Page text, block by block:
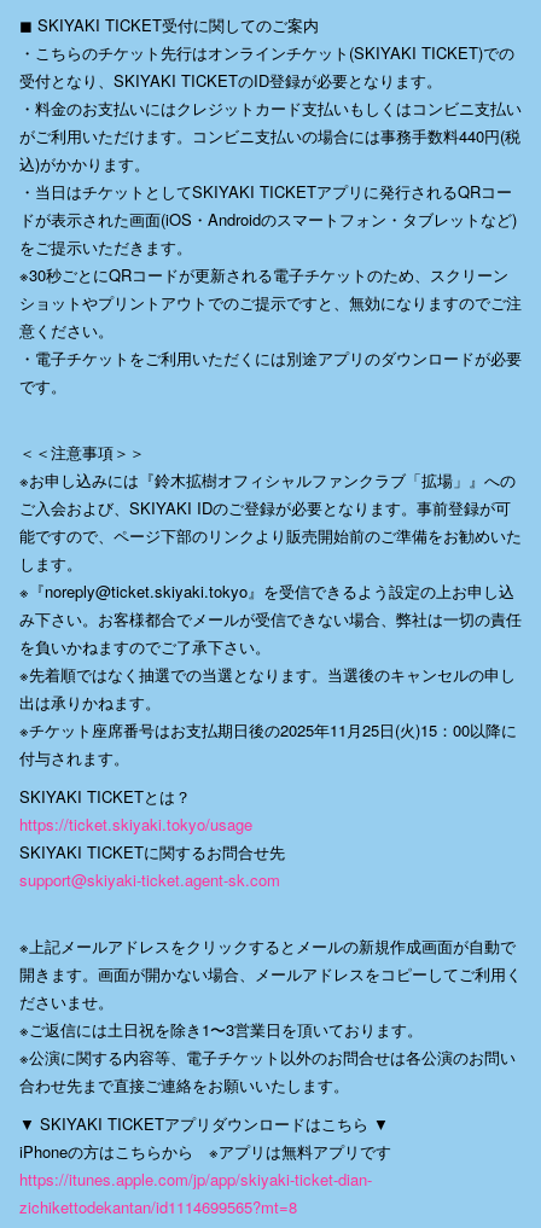
◼︎ SKIYAKI TICKET受付に関してのご案内
・こちらのチケット先行はオンラインチケット(SKIYAKI TICKET)での
受付となり、SKIYAKI TICKETのID登録が必要となります。
・料金のお支払いにはクレジットカード支払いもしくはコンビニ支払い
がご利用いただけます。コンビニ支払いの場合には事務手数料440円(税
込)がかかります。
・当日はチケットとしてSKIYAKI TICKETアプリに発行されるQRコー
ドが表示された画面(iOS・Androidのスマートフォン・タブレットなど)
をご提示いただきます。
※30秒ごとにQRコードが更新される電子チケットのため、スクリーン
ショットやプリントアウトでのご提示ですと、無効になりますのでご注
意ください。
・電子チケットをご利用いただくには別途アプリのダウンロードが必要
です。
＜＜注意事項＞＞
※お申し込みには『鈴木拡樹オフィシャルファンクラブ「拡場」』への
ご入会および、SKIYAKI IDのご登録が必要となります。事前登録が可
能ですので、ページ下部のリンクより販売開始前のご準備をお勧めいた
します。
※『noreply@ticket.skiyaki.tokyo』を受信できるよう設定の上お申し込
み下さい。お客様都合でメールが受信できない場合、弊社は一切の責任
を負いかねますのでご了承下さい。
※先着順ではなく抽選での当選となります。当選後のキャンセルの申し
出は承りかねます。
※チケット座席番号はお支払期日後の2025年11月25日(火)15：00以降に
付与されます。
SKIYAKI TICKETとは？
https://ticket.skiyaki.tokyo/usage
SKIYAKI TICKETに関するお問合せ先
support@skiyaki-ticket.agent-sk.com
※上記メールアドレスをクリックするとメールの新規作成画面が自動で
開きます。画面が開かない場合、メールアドレスをコピーしてご利用く
ださいませ。
※ご返信には土日祝を除き1〜3営業日を頂いております。
※公演に関する内容等、電子チケット以外のお問合せは各公演のお問い
合わせ先まで直接ご連絡をお願いいたします。
▼ SKIYAKI TICKETアプリダウンロードはこちら ▼
iPhoneの方はこちらから ※アプリは無料アプリです
https://itunes.apple.com/jp/app/skiyaki-ticket-dian-
zichikettodekantan/id1114699565?mt=8